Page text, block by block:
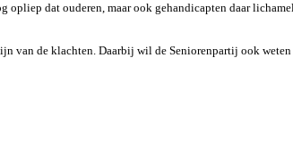
opliep dat ouderen, maar ook gehandicapten daar
van de klachten. Daarbij wil de Seniorenpartij ook